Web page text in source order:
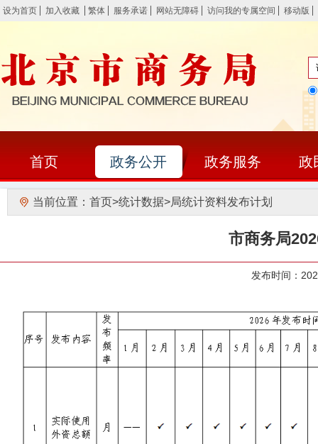
设为首页 加入收藏 繁体 服务承诺 网站无障碍 访问我的专属空间 移动版
首页 政务公开 政务服务 政
当前位置： 首页>统计数据>局统计资料发布计划
市商务局
发布时间：